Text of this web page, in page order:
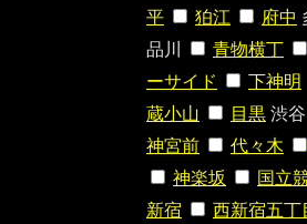
平
狛江 府中
品川
青物横丁
ーサイド
下神明
蔵小山
目黒 渋谷
神宮前
代々木
神楽坂
国立
新宿
西新宿五丁